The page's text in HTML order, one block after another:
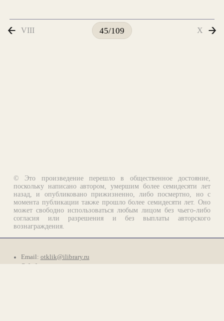
VIII 45/109 X
© Это произведение перешло в общественное достояние,
поскольку написано автором, умершим более семидесяти лет
назад, и опубликовано прижизненно, либо посмертно, но с
момента публикации также прошло более семидесяти лет. Оно
может свободно использоваться любым лицом без чьего-либо
согласия или разрешения и без выплаты авторского
вознаграждения.
Email: otklik@ilibrary.ru
О библиотеке